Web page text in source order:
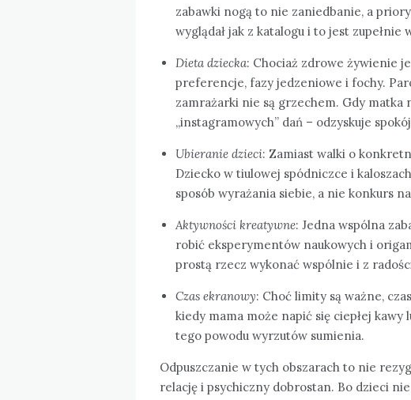
zabawki nogą to nie zaniedbanie, a
wyglądał jak z katalogu i to jest zupełnie
Dieta dziecka: Chociaż zdrowe żywienie
preferencje, fazy jedzeniowe i fochy.
zamrażarki nie są grzechem. Gdy
„instagramowych” dań – odzyskuje
Ubieranie dzieci: Zamiast walki o
Dziecko w tiulowej spódniczce i
sposób wyrażania siebie, a nie konkurs
Aktywności kreatywne: Jedna wspólna
robić eksperymentów naukowych i
prostą rzecz wykonać wspólnie i z
Czas ekranowy: Choć limity są ważne,
kiedy mama może napić się ciepłej
tego powodu wyrzutów sumienia.
Odpuszczanie w tych obszarach to nie
relację i psychiczny dobrostan. Bo dzieci